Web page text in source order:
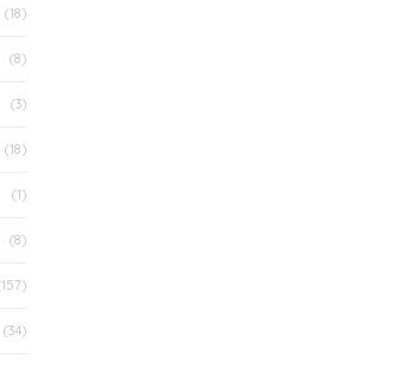
(18)
(8)
(3)
(18)
(1)
(8)
(34)